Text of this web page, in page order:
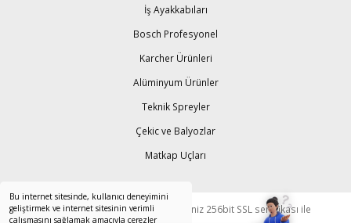
Bu internet sitesinde, kullanıcı deneyimini
geliştirmek ve internet sitesinin verimli
çalışmasını sağlamak amacıyla çerezler
İş Ayakkabıları
Bosch Profesyonel
Karcher Ürünleri
Alüminyum Ürünler
Teknik Spreyler
Çekic ve Balyozlar
Matkap Uçları
© Tüm Hakları Saklıdır. Kredi kartı bilgileriniz 256bit SSL sertifikası ile